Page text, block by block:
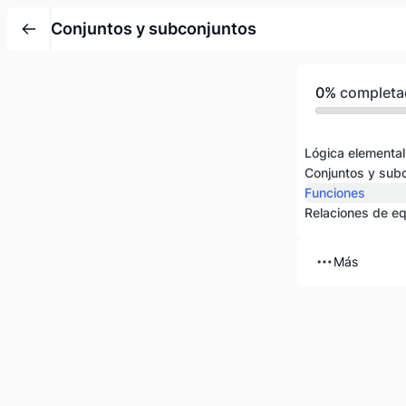
Conjuntos y subconjuntos
0%
Lógica elemental
Conjuntos y
Funciones
Relaciones de
Más